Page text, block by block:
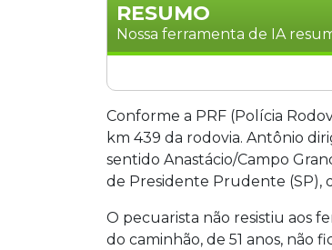
RESUMO
Nossa ferramenta de IA
Pecuarista de 79 anos
caminhonete Toyota Hilux
Buriti, a 115 quilômetros de
rodovia. O motorista do
bafômetro. A pista ficou
Conforme a PRF (Polícia
km 439 da rodovia. Antônio
sentido Anastácio/Campo
de Presidente Prudente (SP),
O pecuarista não resistiu aos
do caminhão, de 51 anos, não